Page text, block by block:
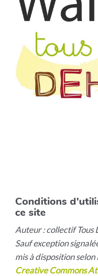
Conditions
ce site
Auteur : collectif Tous
Sauf exception
mis à disposition
Creative Commons